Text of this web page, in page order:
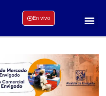
En vivo